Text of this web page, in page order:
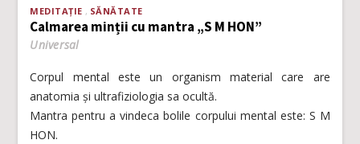
MEDITAȚIE SĂNĂTATE
Calmarea minții cu mantra „S M HON”
Universal
Corpul mental este un organism material care are
anatomia și ultrafiziologia sa ocultă.
Mantra pentru a vindeca bolile corpului mental este: S M
HON.